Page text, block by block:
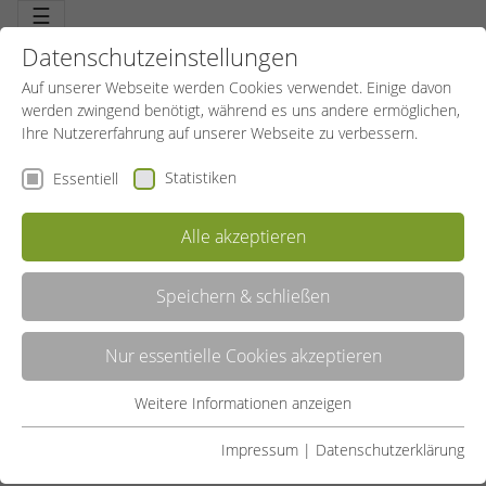
☰
GERÄTETRAINING
Effektives Muskeltraining. Training zum einen an und mit Geräten
(Maschinen), die die Bewegung vorgeben, zum anderen mit
Geräten, die die freie Bewegung auf unterschiedliche Art
beeinflussen. Immer mit Spaß und Schweiß.
LISTE
Datenschutzeinstellungen
Auf unserer Webseite werden Cookies verwendet. Einige davon
werden zwingend benötigt, während es uns andere ermöglichen,
Ihre Nutzererfahrung auf unserer Webseite zu verbessern.
Essentiell Statistiken
Alle akzeptieren
Speichern & schließen
Nur essentielle Cookies akzeptieren
Essentielle Cookies werden für grundlegende Funktionen der
Weitere Informationen anzeigen
Impressum | Datenschutzerklärung